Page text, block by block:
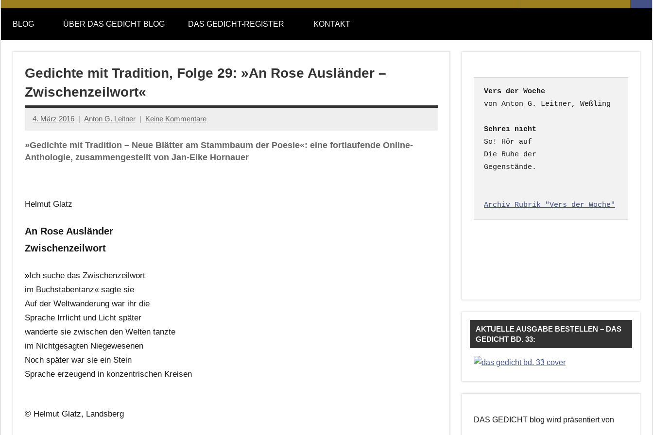
DAS
GEDICHT
blog
DAS
GEDICHT.
Zeitschrift
nach:
BLOG ÜBER DAS GEDICHT BLOG DAS GEDICHT-REGISTER KONTAKT
Gedichte mit Tradition, Folge 29: »An Rose Ausländer –
Zwischenzeilwort«
4. März 2016 Anton G. Leitner Keine Kommentare
»Gedichte mit Tradition – Neue Blätter am Stammbaum der Poesie«: eine fortlaufende Online-
Anthologie, zusammengestellt von Jan-Eike Hornauer
Helmut Glatz
An Rose Ausländer
Zwischenzeilwort
»Ich suche das Zwischenzeilwort
im Buchstabentanz« sagte sie
Auf der Weltwanderung war ihr die
Sprache Irrlicht und Licht später
wanderte sie zwischen den Welten tanzte
im Nichtgesagten Niegewesenen
Noch später war sie ein Stein
Sprache erzeugend in konzentrischen Kreisen
© Helmut Glatz, Landsberg
Vers der Woche
Schrei nicht
So! Hör auf
Die Ruhe der
Gegenstände.
Archiv Rubrik "Vers der Woche"
AKTUELLE AUSGABE BESTELLEN – DAS
GEDICHT BD. 33:
DAS GEDICHT blog wird präsentiert von